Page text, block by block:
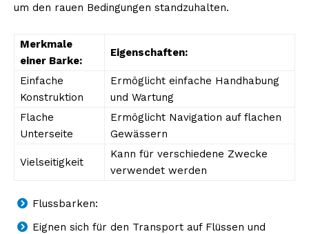
um den rauen Bedingungen standzuhalten.
Merkmale
einer Barke:
Eigenschaften:
Einfache
Konstruktion
Ermöglicht einfache Handhabung
und Wartung
Flache
Unterseite
Ermöglicht Navigation auf flachen
Gewässern
Vielseitigkeit
Kann für verschiedene Zwecke
verwendet werden
Flussbarken:
Eignen sich für den Transport auf Flüssen und